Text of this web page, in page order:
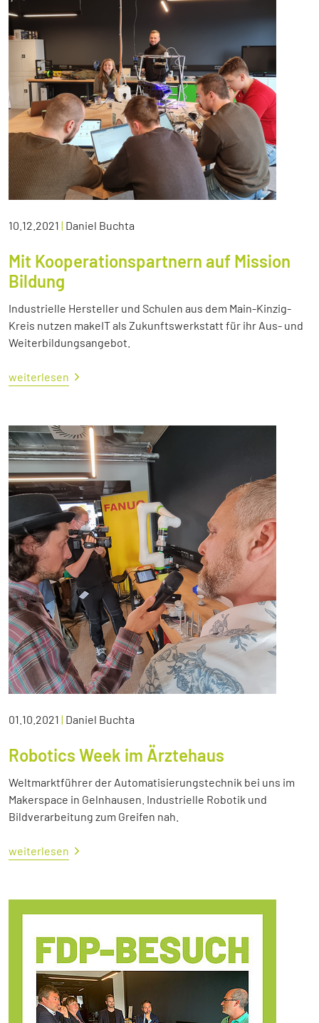
10.12.2021 | Daniel Buchta
Mit Kooperationspartnern auf Mission
Bildung
Industrielle Hersteller und Schulen aus dem Main-Kinzig-
Kreis nutzen makeIT als Zukunftswerkstatt für ihr Aus- und
Weiterbildungsangebot.
weiterlesen
01.10.2021 | Daniel Buchta
Robotics Week im Ärztehaus
Weltmarktführer der Automatisierungstechnik bei uns im
Makerspace in Gelnhausen. Industrielle Robotik und
Bildverarbeitung zum Greifen nah.
weiterlesen